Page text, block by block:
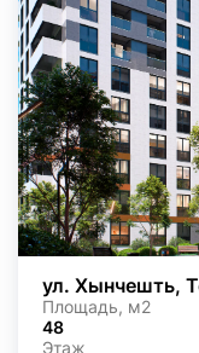
ул. Хынчешть,
Площадь, м2
48
Этаж